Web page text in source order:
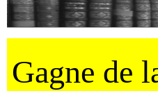
Gagne de